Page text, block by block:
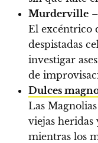
Murderville –
El excéntrico
despistadas
investigar
de
Dulces
Las
viejas heridas
mientras los